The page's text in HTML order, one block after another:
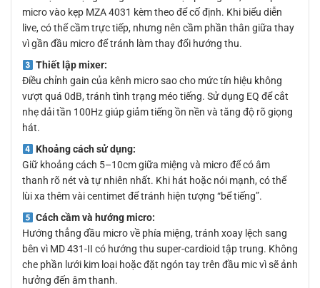
micro vào kẹp MZA 4031 kèm theo để cố định. Khi biểu diễn
live, có thể cầm trực tiếp, nhưng nên cầm phần thân giữa thay
vì gần đầu micro để tránh làm thay đổi hướng thu.
Thiết lập mixer:
Điều chỉnh gain của kênh micro sao cho mức tín hiệu không
vượt quá 0dB, tránh tình trạng méo tiếng. Sử dụng EQ để cắt
nhẹ dải tần 100Hz giúp giảm tiếng ồn nền và tăng độ rõ giọng
hát.
Khoảng cách sử dụng:
Giữ khoảng cách 5–10cm giữa miệng và micro để có âm
thanh rõ nét và tự nhiên nhất. Khi hát hoặc nói mạnh, có thể
lùi xa thêm vài centimet để tránh hiện tượng “bể tiếng”.
Cách cầm và hướng micro:
Hướng thẳng đầu micro về phía miệng, tránh xoay lệch sang
bên vì MD 431-II có hướng thu super-cardioid tập trung. Không
che phần lưới kim loại hoặc đặt ngón tay trên đầu mic vì sẽ ảnh
hưởng đến âm thanh.